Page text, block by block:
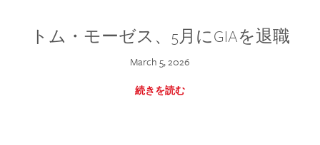
トム・モーゼス、5月にGIAを退職
March 5, 2026
続きを読む